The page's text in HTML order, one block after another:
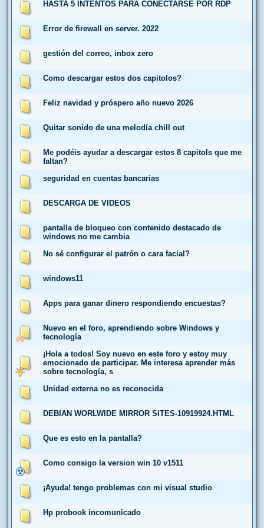
HASTA 5 INTENTOS PARA CONECTARSE POR RDP
Error de firewall en server. 2022
gestión del correo, inbox zero
Como descargar estos dos capitolos?
Feliz navidad y próspero año nuevo 2026
Quitar sonido de una melodía chill out
Me podéis ayudar a descargar estos 8 capitols que me
faltan?
seguridad en cuentas bancarias
DESCARGA DE VIDEOS
pantalla de bloqueo con contenido destacado de
windows no me cambia
No sé configurar el patrón o cara facial?
windows11
Apps para ganar dinero respondiendo encuestas?
Nuevo en el foro, aprendiendo sobre Windows y
tecnología
¡Hola a todos! Soy nuevo en este foro y estoy muy
emocionado de participar. Me interesa aprender más
sobre tecnología, s
Unidad externa no es reconocida
DEBIAN WORLWIDE MIRROR SITES-10919924.HTML
Que es esto en la pantalla?
Como consigo la version win 10 v1511
¡Ayuda! tengo problemas con mi visual studio
Hp probook incomunicado